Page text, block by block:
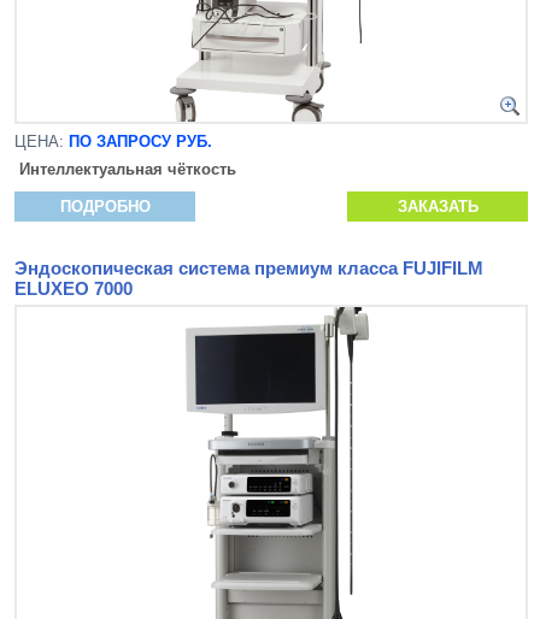
ЦЕНА: ПО ЗАПРОСУ РУБ.
Интеллектуальная чёткость
ПОДРОБНО ЗАКАЗАТЬ
Эндоскопическая система премиум класса FUJIFILM
ELUXEO 7000